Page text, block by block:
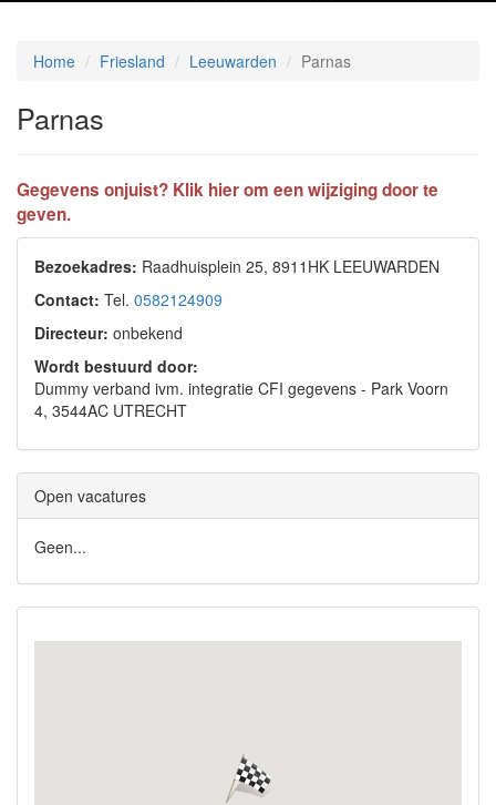
Home Friesland Leeuwarden Parnas
Parnas
Gegevens onjuist? Klik hier om een wijziging door te
geven.
Bezoekadres: Raadhuisplein 25, 8911HK LEEUWARDEN
Contact: Tel. 0582124909
Directeur: onbekend
Wordt bestuurd door:
Dummy verband ivm. integratie CFI gegevens - Park Voorn
4, 3544AC UTRECHT
Open vacatures
Geen...